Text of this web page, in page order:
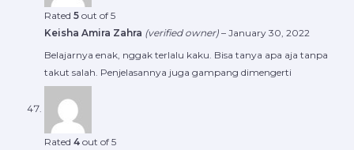
Rated 5 out of 5
Keisha Amira Zahra (verified owner) – January 30, 2022
Belajarnya enak, nggak terlalu kaku. Bisa tanya apa aja tanpa
takut salah. Penjelasannya juga gampang dimengerti
Rated 4 out of 5